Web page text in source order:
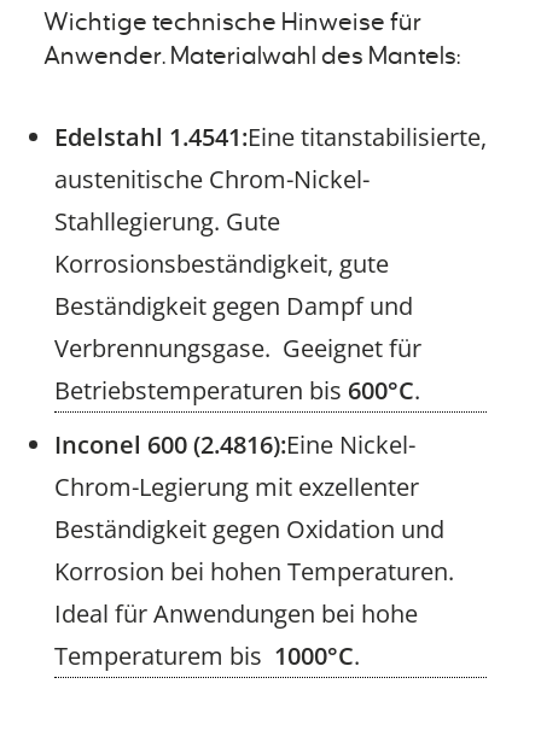
Wichtige technische Hinweise für
Anwender. Materialwahl des Mantels:
Edelstahl 1.4541:Eine titanstabilisierte,
austenitische Chrom-Nickel-
Stahllegierung. Gute
Korrosionsbeständigkeit, gute
Beständigkeit gegen Dampf und
Verbrennungsgase. Geeignet für
Betriebstemperaturen bis 600°C.
Inconel 600 (2.4816):Eine Nickel-
Chrom-Legierung mit exzellenter
Beständigkeit gegen Oxidation und
Korrosion bei hohen Temperaturen.
Ideal für Anwendungen bei hohe
Temperaturem bis 1000°C.